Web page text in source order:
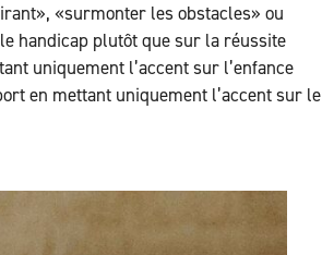
«surmonter les obstacles» ou
handicap plutôt que sur la réussite
uniquement l’accent sur l’enfance
en mettant uniquement l’accent sur le